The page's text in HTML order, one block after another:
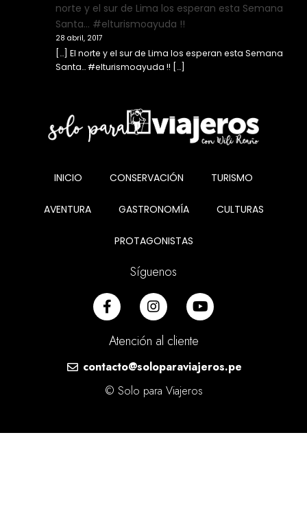
norte y el sur de Lima los esperan esta Semana
Santa… #elturismoayuda !!
28 abril, 2017
[…] El norte y el sur de Lima los esperan esta Semana
Santa… #elturismoayuda !! […]
INICIO CONSERVACIÓN TURISMO
AVENTURA GASTRONOMÍA CULTURAS
PROTAGONISTAS
Síguenos
Atención al cliente
contacto@soloparaviajeros.pe
© Solo para Viajeros